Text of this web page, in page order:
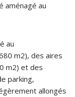
aménagé au
au
m2), des aires
m2) et des
parking,
allongés